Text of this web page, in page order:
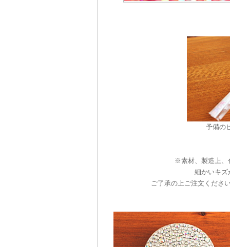
予備の
※素材、製造上、
細かいキズ
ご了承の上ご注文くださ